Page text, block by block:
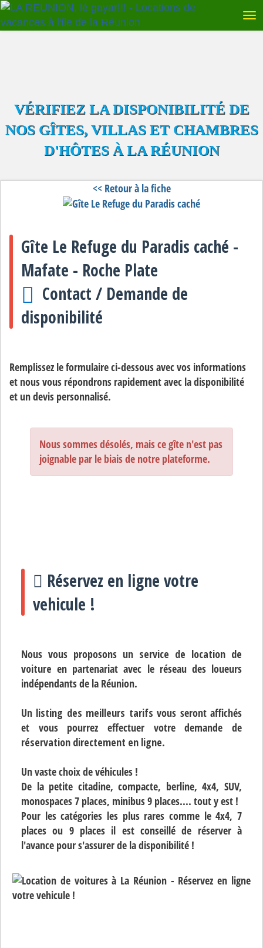
VÉRIFIEZ LA DISPONIBILITÉ DE
NOS GÎTES, VILLAS ET CHAMBRES
D'HÔTES À LA RÉUNION
<< Retour à la fiche
Gîte Le Refuge du Paradis caché -
Mafate - Roche Plate
Contact / Demande de
disponibilité
Remplissez le formulaire ci-dessous avec vos informations
et nous vous répondrons rapidement avec la disponibilité
et un devis personnalisé.
Nous sommes désolés, mais ce gîte n'est pas
joignable par le biais de notre plateforme.
Réservez en ligne votre
vehicule !
Nous vous proposons un service de location de
voiture en partenariat avec le réseau des loueurs
indépendants de la Réunion.
Un listing des meilleurs tarifs vous seront affichés
et vous pourrez effectuer votre demande de
réservation directement en ligne.
Un vaste choix de véhicules !
De la petite citadine, compacte, berline, 4x4, SUV,
monospaces 7 places, minibus 9 places.... tout y est !
Pour les catégories les plus rares comme le 4x4, 7
places ou 9 places il est conseillé de réserver à
l'avance pour s'assurer de la disponibilité !